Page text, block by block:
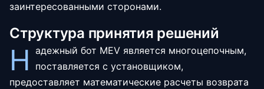
заинтересованными сторонами.
Структура принятия решений
Н адежный бот MEV является многоцепочным,
поставляется с установщиком,
предоставляет математические расчеты возврата